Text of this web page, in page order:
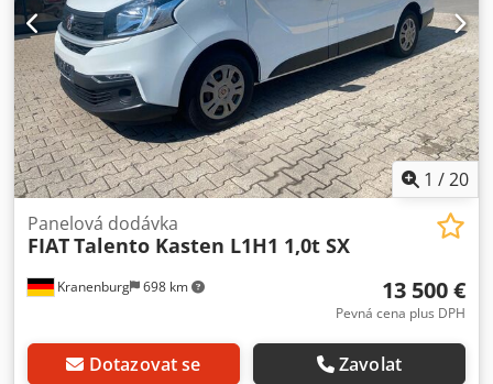
540 mm, celková hmotnost 3 040 kg, užitečné zatížení 890
kg, klimatizace, ABS, tempomat, Euro6, centrální zamykání,
elektrická okna a zrcátka, rádio, najeto 390 000 km, dobrý
stav. Dedpfeup T Tmsx Aqpjkr
1 /20
Kranenburg 698 km
Panelová dodávka
FIATTalento Kasten L1H1 1,0t SX
13 500 €
Pevná cena plus DPH
Dotazovat se Zavolat